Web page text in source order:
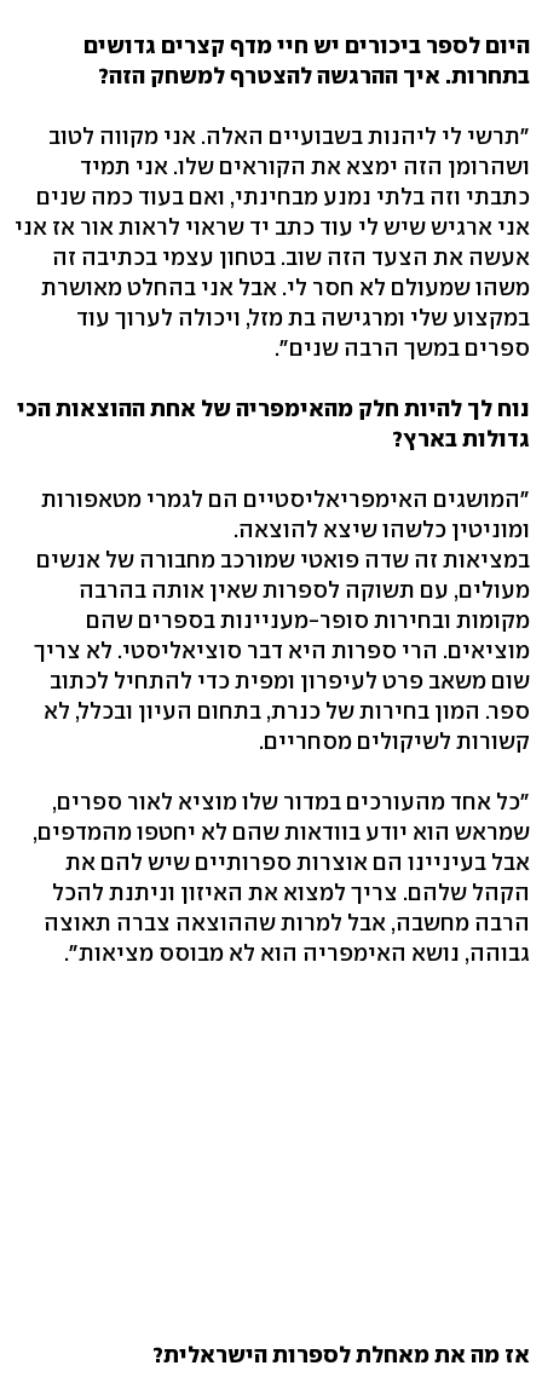
היום לספר ביכורים יש חיי מדף קצרים גדושים
בתחרות. איך ההרגשה להצטרף למשחק הזה?
"תרשי לי ליהנות בשבועיים האלה. אני מקווה לטוב
ושהרומן הזה ימצא את הקוראים שלו. אני תמיד
כתבתי וזה בלתי נמנע מבחינתי, ואם בעוד כמה שנים
אני ארגיש שיש לי עוד כתב יד שראוי לראות אור אז אני
אעשה את הצעד הזה שוב. בטחון עצמי בכתיבה זה
משהו שמעולם לא חסר לי. אבל אני בהחלט מאושרת
במקצוע שלי ומרגישה בת מזל, ויכולה לערוך עוד
ספרים במשך הרבה שנים".
נוח לך להיות חלק מהאימפריה של אחת ההוצאות הכי
גדולות בארץ?
"המושגים האימפריאליסטיים הם לגמרי מטאפורות
ומוניטין כלשהו שיצא להוצאה.
במציאות זה שדה פואטי שמורכב מחבורה של אנשים
מעולים, עם תשוקה לספרות שאין אותה בהרבה
מקומות ובחירות סופר-מעניינות בספרים שהם
מוציאים. הרי ספרות היא דבר סוציאליסטי. לא צריך
שום משאב פרט לעיפרון ומפית כדי להתחיל לכתוב
ספר. המון בחירות של כנרת, בתחום העיון ובכלל, לא
קשורות לשיקולים מסחריים.
"כל אחד מהעורכים במדור שלו מוציא לאור ספרים,
שמראש הוא יודע בוודאות שהם לא יחטפו מהמדפים,
אבל בעיניינו הם אוצרות ספרותיים שיש להם את
הקהל שלהם. צריך למצוא את האיזון וניתנת להכל
הרבה מחשבה, אבל למרות שההוצאה צברה תאוצה
גבוהה, נושא האימפריה הוא לא מבוסס מציאות".
אז מה את מאחלת לספרות הישראלית?